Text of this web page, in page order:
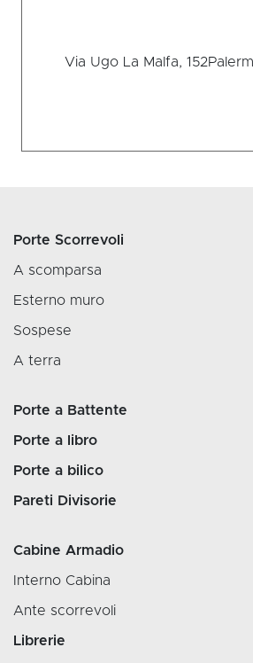
Via Ugo La Malfa, 152
Porte Scorrevoli
A scomparsa
Esterno muro
Sospese
A terra
Porte a Battente
Porte a libro
Porte a bilico
Pareti Divisorie
Cabine Armadio
Interno Cabina
Ante scorrevoli
Librerie